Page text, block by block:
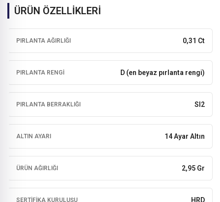
ÜRÜN ÖZELLİKLERİ
PIRLANTA AĞIRLIĞI 0,31 Ct
PIRLANTA RENGI D (en beyaz pırlanta rengi)
PIRLANTA BERRAKLIĞI SI2
ALTIN AYARI 14 Ayar Altın
ÜRÜN AĞIRLIĞI 2,95 Gr
SERTIFIKA KURULUŞU HRD